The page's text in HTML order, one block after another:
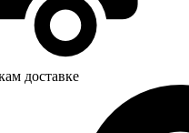
доставке